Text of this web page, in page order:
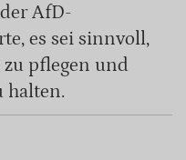
AfD-
es sei sinnvoll,
pflegen und
halten.